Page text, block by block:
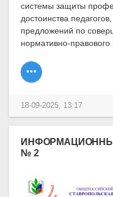
системы защиты
достоинства
предложений по
нормативно-правового
18-09-2025, 13:17
№ 2